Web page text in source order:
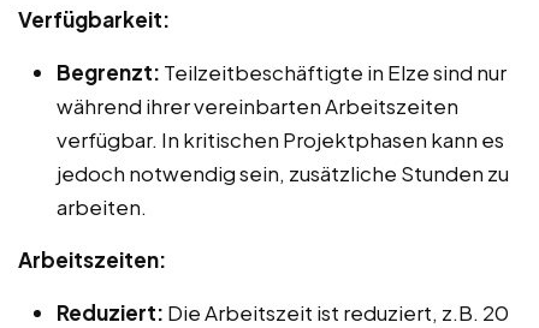
Verfügbarkeit:
Begrenzt: Teilzeitbeschäftigte in Elze sind nur
während ihrer vereinbarten Arbeitszeiten
verfügbar. In kritischen Projektphasen kann es
jedoch notwendig sein, zusätzliche Stunden zu
arbeiten.
Arbeitszeiten:
Reduziert: Die Arbeitszeit ist reduziert, z.B. 20